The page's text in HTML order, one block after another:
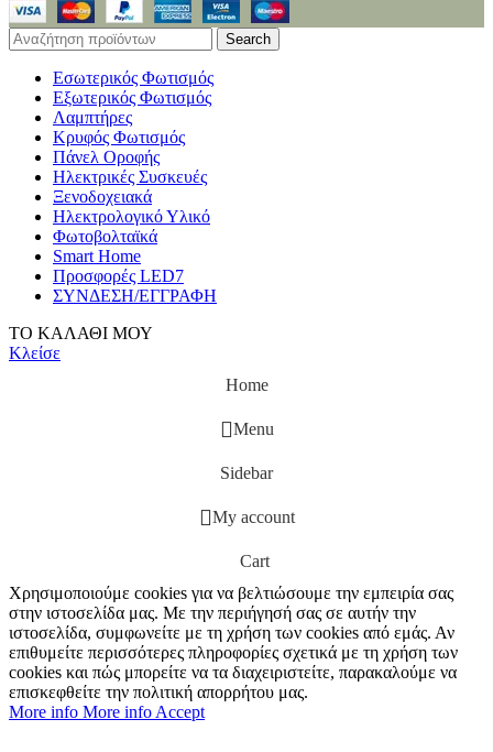
Search
Εσωτερικός Φωτισμός
Εξωτερικός Φωτισμός
Λαμπτήρες
Κρυφός Φωτισμός
Πάνελ Οροφής
Ηλεκτρικές Συσκευές
Ξενοδοχειακά
Ηλεκτρολογικό Υλικό
Φωτοβολταϊκά
Smart Home
Προσφορές LED7
ΣΥΝΔΕΣΗ/ΕΓΓΡΑΦΗ
ΤΟ ΚΑΛΑΘΙ ΜΟΥ
Κλείσε
Home
Menu
Sidebar
My account
Cart
Χρησιμοποιούμε cookies για να βελτιώσουμε την εμπειρία σας
στην ιστοσελίδα μας. Με την περιήγησή σας σε αυτήν την
ιστοσελίδα, συμφωνείτε με τη χρήση των cookies από εμάς. Αν
επιθυμείτε περισσότερες πληροφορίες σχετικά με τη χρήση των
cookies και πώς μπορείτε να τα διαχειριστείτε, παρακαλούμε να
επισκεφθείτε την πολιτική απορρήτου μας.
More info More info Accept